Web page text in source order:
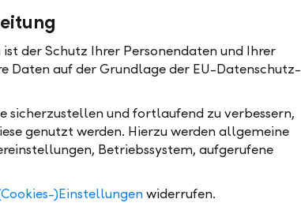
LLB-Gruppe
IT Data Analytics Engineer ESG
Kategorie: IT & Digital Banking
der Schutz Ihrer Personendaten und Ihrer
Daten auf der Grundlage der EU-Datenschutz-
sicherzustellen und fortlaufend zu verbessern,
genutzt werden. Hierzu werden allgemeine
Betriebssystem, aufgerufene
)Einstellungenwiderrufen.